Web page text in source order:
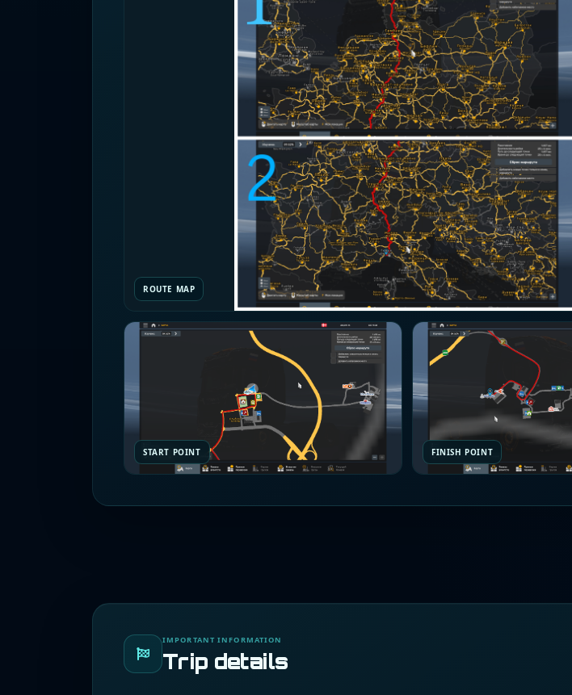
ROUTE MAP
START POINT FINISH POINT
IMPORTANT INFORMATION
Trip details